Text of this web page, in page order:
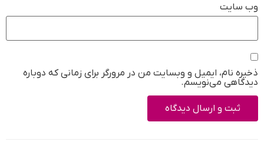
وب‌ سایت
ذخیره نام، ایمیل و وبسایت من در مرورگر برای زمانی که دوباره
دیدگاهی می‌نویسم.